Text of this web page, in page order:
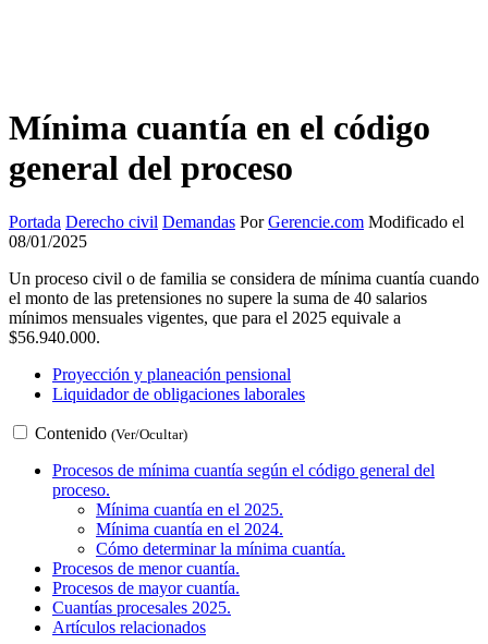
Mínima cuantía en el código
general del proceso
Portada Derecho civil Demandas PorGerencie.com Modificado el
08/01/2025
Un proceso civil o de familia se considera de mínima cuantía cuando
el monto de las pretensiones no supere la suma de 40 salarios
mínimos mensuales vigentes, que para el 2025 equivale a
$56.940.000.
Proyección y planeación pensional
Liquidador de obligaciones laborales
Contenido (Ver/Ocultar)
Procesos de mínima cuantía según el código general del
proceso.
Mínima cuantía en el 2025.
Mínima cuantía en el 2024.
Cómo determinar la mínima cuantía.
Procesos de menor cuantía.
Procesos de mayor cuantía.
Cuantías procesales 2025.
Artículos relacionados